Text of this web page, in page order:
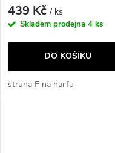
439 Kč/ ks
Skladem prodejna 4 ks
DO KOŠÍKU
struna F na harfu